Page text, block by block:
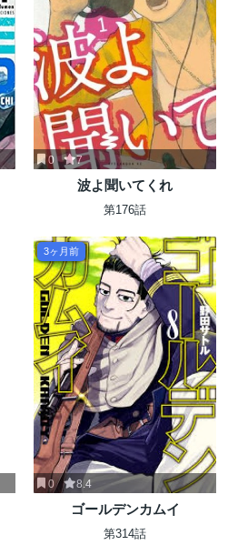
0 7
波よ聞いてくれ
第176話
3ヶ月前
0 8.4
ゴールデンカムイ
第314話